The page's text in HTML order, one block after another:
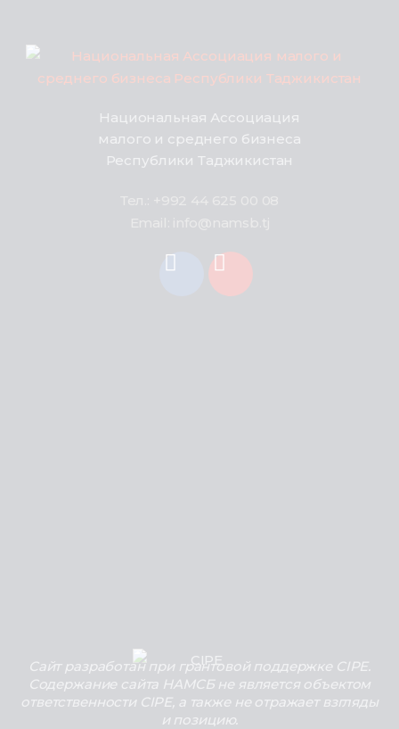
Национальная Ассоциация
малого и среднего бизнеса
Республики Таджикистан
Сайт разработан при грантовой поддержке CIPE.
Содержание сайта НАМСБ не является объектом
ответственности CIPE, а также не отражает взгляды
и позицию.